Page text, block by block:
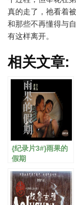
真的走了，祂看着
和那些不再懂得与
有这样离开。
相关文章:
{纪录片3#}雨果的
假期